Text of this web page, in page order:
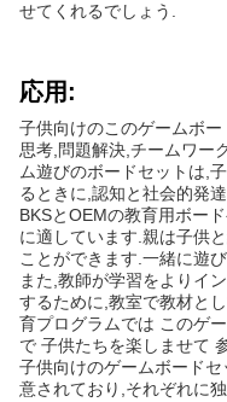
せてくれるでしょう.
応用:
子供向けのこのゲームボ
思考,問題解決,チームワー
ム遊びのボードセットは,
るときに,認知と社会的発
BKSとOEMの教育用ボー
に適しています.親は子供
ことができます.一緒に遊
また,教師が学習をよりイ
するために,教室で教材と
育プログラムでは このゲ
で 子供たちを楽しませて
子供向けのゲームボード
意されており,それぞれに